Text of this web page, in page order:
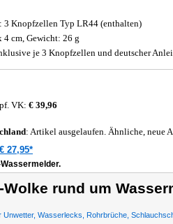
3 Knopfzellen Typ LR44 (enthalten)
cm, Gewicht: 26 g
je 3 Knopfzellen und deutscher
VK: € 39,96
: Artikel ausgelaufen. Ähnliche, neue
27,95*
Wolke rund um
Unwetter, Wasserlecks, Rohrbrüche,